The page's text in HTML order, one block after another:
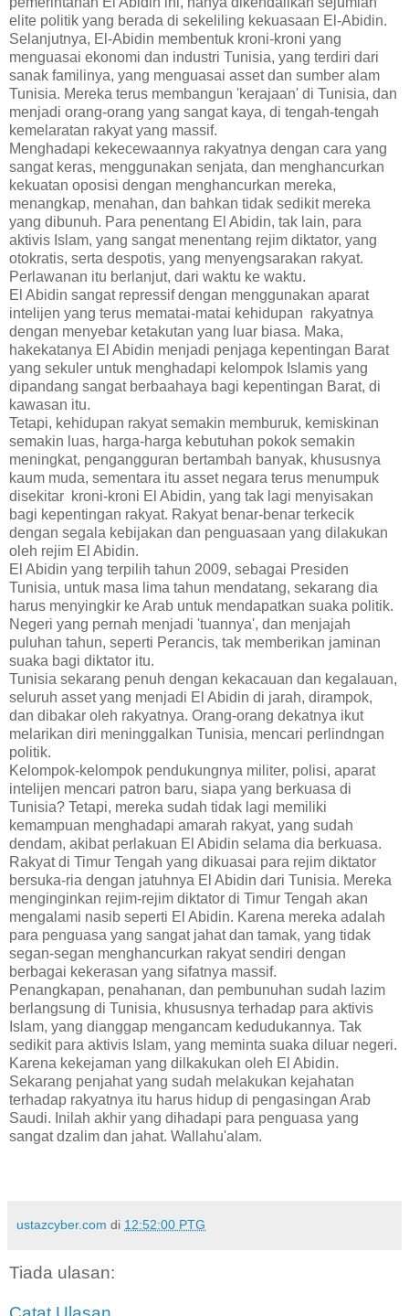
elite politik yang berada di sekeliling kekuasaan El-Abidin.
Selanjutnya, El-Abidin membentuk kroni-kroni yang
menguasai ekonomi dan industri Tunisia, yang terdiri dari
sanak familinya, yang menguasai asset dan sumber alam
Tunisia. Mereka terus membangun 'kerajaan' di Tunisia, dan
menjadi orang-orang yang sangat kaya, di tengah-tengah
kemelaratan rakyat yang massif.
Menghadapi kekecewaannya rakyatnya dengan cara yang
sangat keras, menggunakan senjata, dan menghancurkan
kekuatan oposisi dengan menghancurkan mereka,
menangkap, menahan, dan bahkan tidak sedikit mereka
yang dibunuh. Para penentang El Abidin, tak lain, para
aktivis Islam, yang sangat menentang rejim diktator, yang
otokratis, serta despotis, yang menyengsarakan rakyat.
Perlawanan itu berlanjut, dari waktu ke waktu.
El Abidin sangat repressif dengan menggunakan aparat
intelijen yang terus mematai-matai kehidupan rakyatnya
dengan menyebar ketakutan yang luar biasa. Maka,
hakekatanya El Abidin menjadi penjaga kepentingan Barat
yang sekuler untuk menghadapi kelompok Islamis yang
dipandang sangat berbaahaya bagi kepentingan Barat, di
kawasan itu.
Tetapi, kehidupan rakyat semakin memburuk, kemiskinan
semakin luas, harga-harga kebutuhan pokok semakin
meningkat, pengangguran bertambah banyak, khususnya
kaum muda, sementara itu asset negara terus menumpuk
disekitar kroni-kroni El Abidin, yang tak lagi menyisakan
bagi kepentingan rakyat. Rakyat benar-benar terkecik
dengan segala kebijakan dan penguasaan yang dilakukan
oleh rejim El Abidin.
El Abidin yang terpilih tahun 2009, sebagai Presiden
Tunisia, untuk masa lima tahun mendatang, sekarang dia
harus menyingkir ke Arab untuk mendapatkan suaka politik.
Negeri yang pernah menjadi 'tuannya', dan menjajah
puluhan tahun, seperti Perancis, tak memberikan jaminan
suaka bagi diktator itu.
Tunisia sekarang penuh dengan kekacauan dan kegalauan,
seluruh asset yang menjadi El Abidin di jarah, dirampok,
dan dibakar oleh rakyatnya. Orang-orang dekatnya ikut
melarikan diri meninggalkan Tunisia, mencari perlindngan
politik.
Kelompok-kelompok pendukungnya militer, polisi, aparat
intelijen mencari patron baru, siapa yang berkuasa di
Tunisia? Tetapi, mereka sudah tidak lagi memiliki
kemampuan menghadapi amarah rakyat, yang sudah
dendam, akibat perlakuan El Abidin selama dia berkuasa.
Rakyat di Timur Tengah yang dikuasai para rejim diktator
bersuka-ria dengan jatuhnya El Abidin dari Tunisia. Mereka
menginginkan rejim-rejim diktator di Timur Tengah akan
mengalami nasib seperti El Abidin. Karena mereka adalah
para penguasa yang sangat jahat dan tamak, yang tidak
segan-segan menghancurkan rakyat sendiri dengan
berbagai kekerasan yang sifatnya massif.
Penangkapan, penahanan, dan pembunuhan sudah lazim
berlangsung di Tunisia, khususnya terhadap para aktivis
Islam, yang dianggap mengancam kedudukannya. Tak
sedikit para aktivis Islam, yang meminta suaka diluar negeri.
Karena kekejaman yang dilkakukan oleh El Abidin.
Sekarang penjahat yang sudah melakukan kejahatan
terhadap rakyatnya itu harus hidup di pengasingan Arab
Saudi. Inilah akhir yang dihadapi para penguasa yang
sangat dzalim dan jahat. Wallahu'alam.
ustazcyber.com di 12:52:00 PTG
Tiada ulasan: